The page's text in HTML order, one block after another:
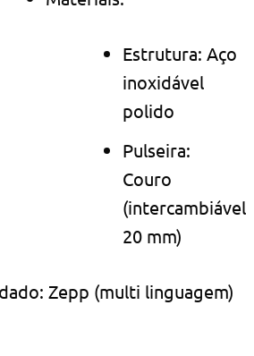
Estrutura: Aço
inoxidável
polido
Pulseira:
Couro
(intercambiável
20 mm)
Zepp (multi linguagem)